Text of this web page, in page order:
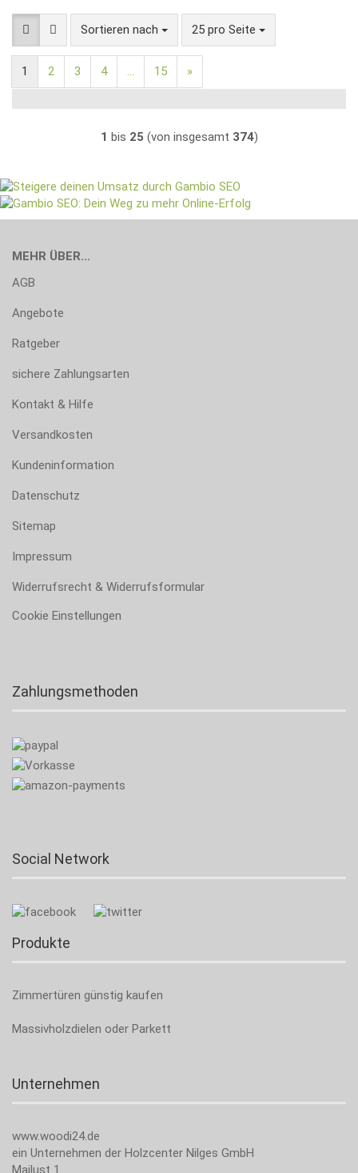
Sortieren nach
Sortieren nach 25 pro Seite
pro Seite
1 2 3 4 ... 15 »
1 bis 25 (von insgesamt 374)
MEHR ÜBER...
AGB
Angebote
Ratgeber
sichere Zahlungsarten
Kontakt & Hilfe
Versandkosten
Kundeninformation
Datenschutz
Sitemap
Impressum
Widerrufsrecht & Widerrufsformular
Cookie Einstellungen
Zahlungsmethoden
Social Network
Produkte
Zimmertüren günstig kaufen
Massivholzdielen oder Parkett
Unternehmen
www.woodi24.de
ein Unternehmen der Holzcenter Nilges GmbH
Mailust 1